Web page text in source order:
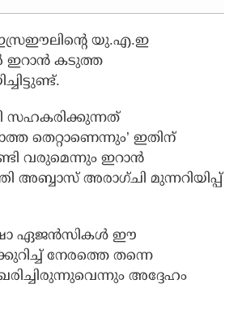
യു.എ.ഇ
ഇറാന്‍ കടുത്ത
സഹകരിക്കുന്നത്
തെറ്റാണെന്നും’ ഇതിന്
വരുമെന്നും ഇറാന്‍
അബ്ബാസ് അരാഗ്ചി മുന്നറിയിപ്പ്
ഏജന്‍സികള്‍ ഈ
നേരത്തെ തന്നെ
അദ്ദേഹം